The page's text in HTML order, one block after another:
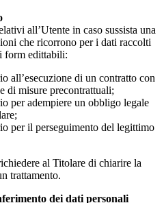
all’Utente in caso sussista una
che ricorrono per i dati raccolti
form edittabili:
all’esecuzione di un contratto con
di misure precontrattuali;
per adempiere un obbligo legale
per il perseguimento del legittimo
al Titolare di chiarire la
trattamento.
dei dati personali